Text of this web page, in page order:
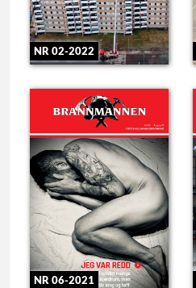
NR 02-2022
NR 06-2021